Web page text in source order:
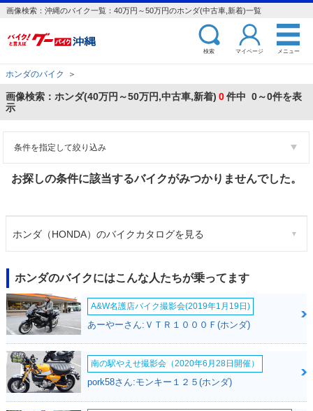
画像検索：沖縄のバイク一覧：40万円～50万円のホンダ(中古車,新着)一覧
検索 マイページ メニュー
ホンダのバイク ＞
画像検索：ホンダ(40万円～50万円,中古車,新着) 0件中 0～0件を表
示
条件を指定して絞り込み
お探しの条件に該当するバイクがみつかりませんでした。
ホンダ（HONDA）のバイクカタログを見る
ホンダのバイクにはこんな人たちが乗ってます
A&W名護店バイク撮影会(2019年1月19日)
あーやーさん:ＶＴＲ１０００Ｆ(ホンダ)
南の駅やえせ撮影会（2020年6月28日開催）
pork58さん:モンキー１２５(ホンダ)